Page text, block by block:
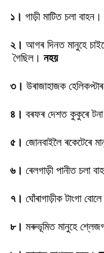
১। গাড়ী মাটিত চলা বাহন।
২। আগৰ দিনত মানুহে
গৈছিল। নহয়
৩। উৰাজাহাজক
৪। বৰফৰ দেশত কুকুৰে টনা
৫। জোনবাইলৈ ৰকেটেৰে
৬। ৰেলগাড়ী পানীত চলা
৭। ঘোঁৰাগাড়ীক টাংগা
৮। মৰুভূমিত মানুহে